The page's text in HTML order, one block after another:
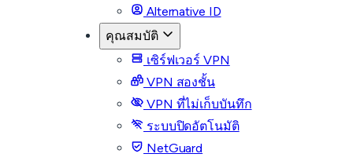
Alternative ID
คุณสมบัติ
เซิร์ฟเวอร์ VPN
VPN สองชั้น
VPN ที่ไม่เก็บบันทึก
ระบบปิดอัตโนมัติ
NetGuard